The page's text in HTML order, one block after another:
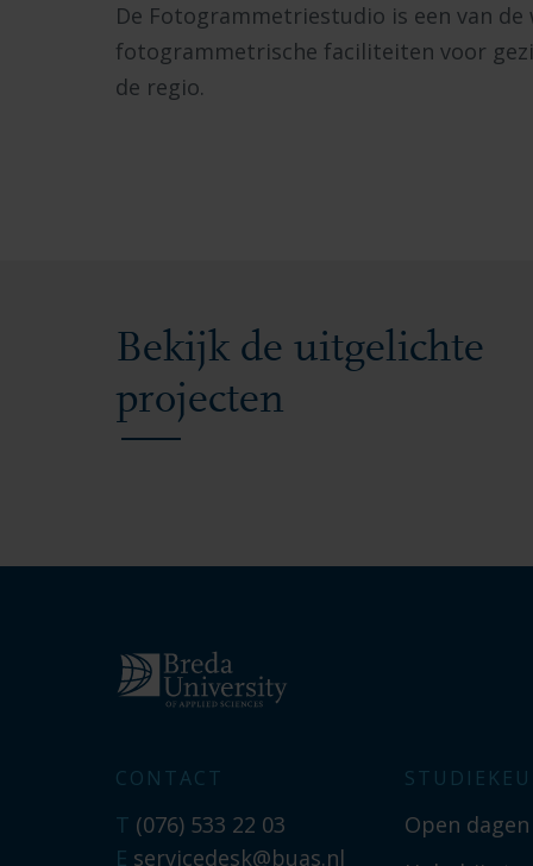
De Fotogrammetriestudio is een van
fotogrammetrische faciliteiten voor
de regio.
Bekijk de uitgelichte
projecten
CONTACT
T (076) 533 22 03
E servicedesk@buas.nl
Open dagen